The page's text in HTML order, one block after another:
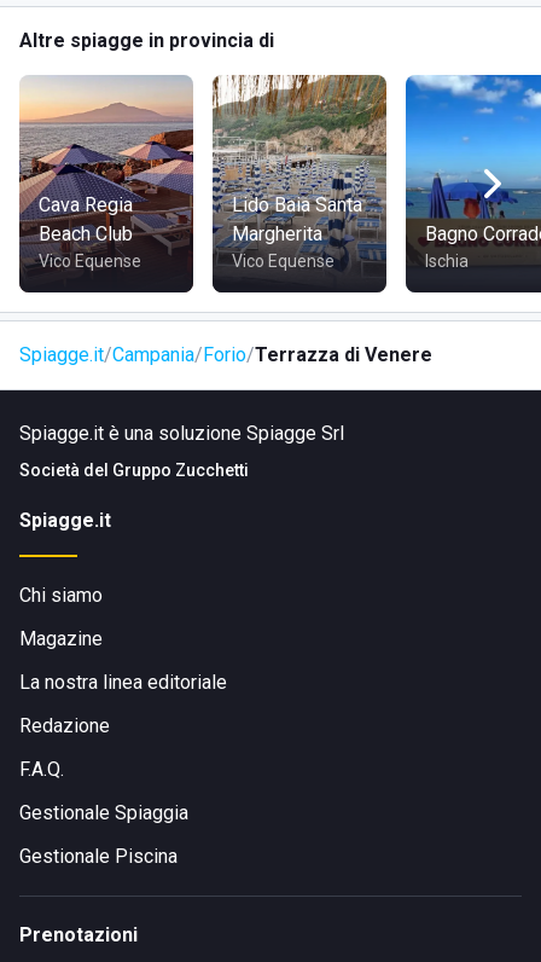
collegata ai principali centri dell’isola
A piedi:la struttura è raggiungibile in pochi minuti dal
centro di Forio, con una passeggiata panoramica
Visita il sito di Terrazza di Venere
Altre spiagge in provincia di
Cava Regia
Beach Club
Vico Equense
Lido Baia Santa
Margherita
Vico Equense
Bagno
Ischia
Spiagge.it Campania Forio Terrazza di Venere
Spiagge.it è una soluzione Spiagge Srl
Società del Gruppo Zucchetti
Spiagge.it
Chi siamo
Magazine
La nostra linea editoriale
Redazione
F.A.Q.
Gestionale Spiaggia
Gestionale Piscina
Prenotazioni